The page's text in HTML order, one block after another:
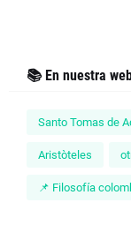
📚 En nuestra
Santo Tomas de
Aristòteles
📌 Filosofía